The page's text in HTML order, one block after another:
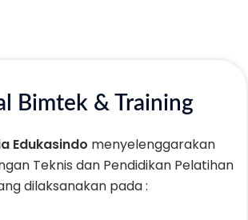
Bimtek & Training
Edukasindo menyelenggarakan
Teknis dan Pendidikan Pelatihan
dilaksanakan pada :